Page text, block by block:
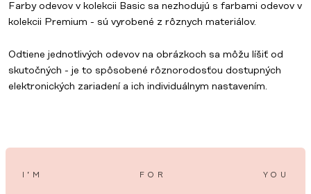
Farby odevov v kolekcii Basic sa nezhodujú s farbami odevov v
kolekcii Premium - sú vyrobené z rôznych materiálov.
Odtiene jednotlivých odevov na obrázkoch sa môžu líšiť od
skutočných - je to spôsobené rôznorodosťou dostupných
elektronických zariadení a ich individuálnym nastavením.
I’M FOR YOU